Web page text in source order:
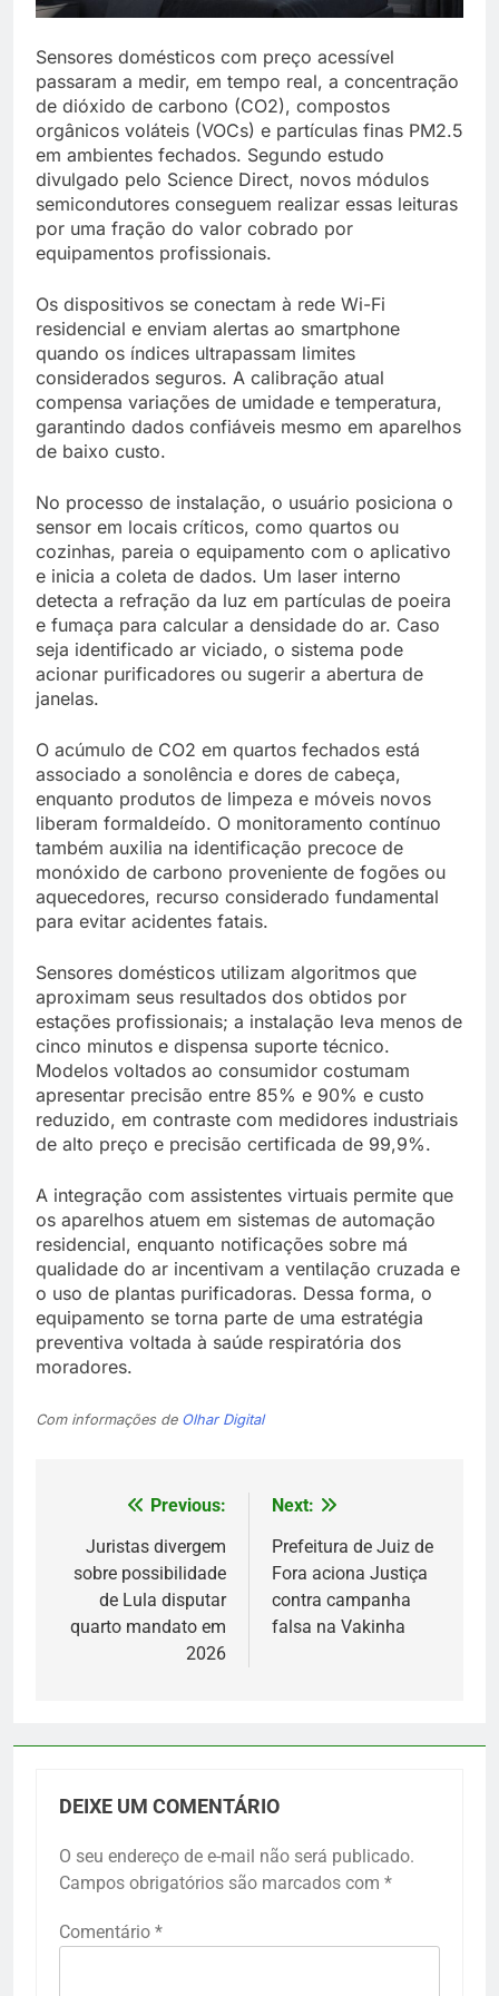
Sensores domésticos com preço acessível
passaram a medir, em tempo real, a concentração
de dióxido de carbono (CO2), compostos
orgânicos voláteis (VOCs) e partículas finas PM2.5
em ambientes fechados. Segundo estudo
divulgado pelo Science Direct, novos módulos
semicondutores conseguem realizar essas leituras
por uma fração do valor cobrado por
equipamentos profissionais.
Os dispositivos se conectam à rede Wi-Fi
residencial e enviam alertas ao smartphone
quando os índices ultrapassam limites
considerados seguros. A calibração atual
compensa variações de umidade e temperatura,
garantindo dados confiáveis mesmo em aparelhos
de baixo custo.
No processo de instalação, o usuário posiciona o
sensor em locais críticos, como quartos ou
cozinhas, pareia o equipamento com o aplicativo
e inicia a coleta de dados. Um laser interno
detecta a refração da luz em partículas de poeira
e fumaça para calcular a densidade do ar. Caso
seja identificado ar viciado, o sistema pode
acionar purificadores ou sugerir a abertura de
janelas.
O acúmulo de CO2 em quartos fechados está
associado a sonolência e dores de cabeça,
enquanto produtos de limpeza e móveis novos
liberam formaldeído. O monitoramento contínuo
também auxilia na identificação precoce de
monóxido de carbono proveniente de fogões ou
aquecedores, recurso considerado fundamental
para evitar acidentes fatais.
Sensores domésticos utilizam algoritmos que
aproximam seus resultados dos obtidos por
estações profissionais; a instalação leva menos de
cinco minutos e dispensa suporte técnico.
Modelos voltados ao consumidor costumam
apresentar precisão entre 85% e 90% e custo
reduzido, em contraste com medidores industriais
de alto preço e precisão certificada de 99,9%.
A integração com assistentes virtuais permite que
os aparelhos atuem em sistemas de automação
residencial, enquanto notificações sobre má
qualidade do ar incentivam a ventilação cruzada e
o uso de plantas purificadoras. Dessa forma, o
equipamento se torna parte de uma estratégia
preventiva voltada à saúde respiratória dos
moradores.
Com informações de Olhar Digital
Navegação
de
Post
Previous:
Juristas divergem
sobre possibilidade
de Lula disputar
quarto mandato em
2026
Next:
Prefeitura de Juiz de
Fora aciona Justiça
contra campanha
falsa na Vakinha
DEIXE UM COMENTÁRIO
O seu endereço de e-mail não será publicado.
Campos obrigatórios são marcados com *
Comentário *